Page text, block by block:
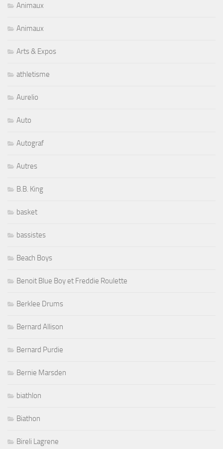
Animaux
Animaux
Arts & Expos
athletisme
Aurelio
Auto
Autograf
Autres
B.B. King
basket
bassistes
Beach Boys
Benoit Blue Boy et Freddie Roulette
Berklee Drums
Bernard Allison
Bernard Purdie
Bernie Marsden
biathlon
Biathon
Bireli Lagrene